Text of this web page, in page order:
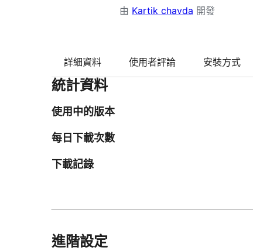
由 Kartik chavda 開發
詳細資料 使用者評論 安裝方式
統計資料
使用中的版本
每日下載次數
下載記錄
進階設定